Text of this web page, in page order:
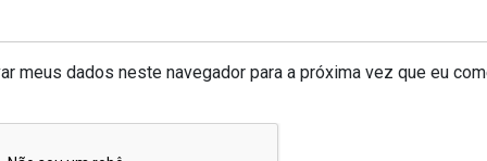
meus dados neste navegador para a próxima vez que eu